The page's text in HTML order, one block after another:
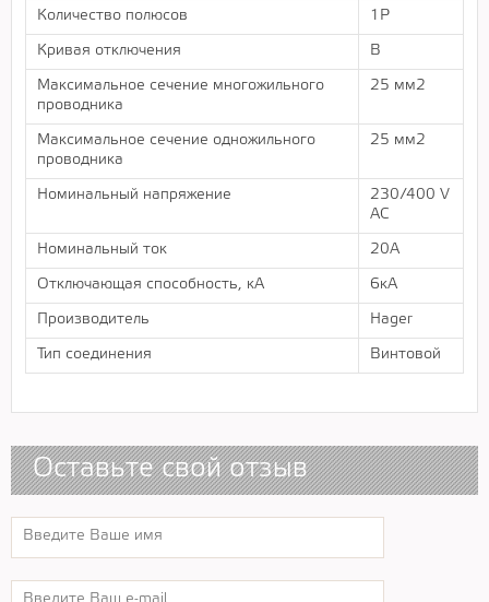
Количество полюсов 1P
Кривая отключения B
Максимальное сечение многожильного
проводника
25 мм2
Максимальное сечение одножильного
проводника
25 мм2
Номинальный напряжение
230/400 V
AC
Номинальный ток 20А
Отключающая способность, кА 6кА
Производитель Hager
Тип соединения Винтовой
Оставьте свой отзыв